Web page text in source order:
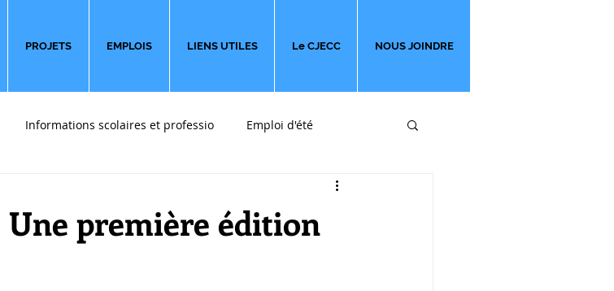
PROJETS EMPLOIS LIENS UTILES Le CJECC NOUS JOINDRE
Informations scolaires et professio Emploi d'été
Une première édition